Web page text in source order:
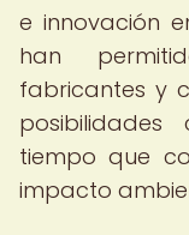
e innovación
han
fabricantes y
tiempo que
impacto